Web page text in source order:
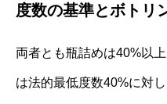
度数の基準とボトリ
両者とも瓶詰めは40%以
は法的最低度数40%に対